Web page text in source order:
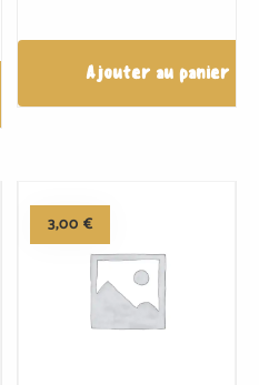
Ajouter au panier
3,00 €